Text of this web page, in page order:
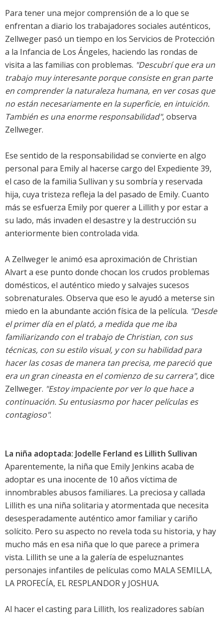
Para tener una mejor comprensión de a lo que se
enfrentan a diario los trabajadores sociales auténticos,
Zellweger pasó un tiempo en los Servicios de Protección
a la Infancia de Los Ángeles, haciendo las rondas de
visita a las familias con problemas. "Descubrí que era un
trabajo muy interesante porque consiste en gran parte
en comprender la naturaleza humana, en ver cosas que
no están necesariamente en la superficie, en intuición.
También es una enorme responsabilidad", observa
Zellweger.
Ese sentido de la responsabilidad se convierte en algo
personal para Emily al hacerse cargo del Expediente 39,
el caso de la familia Sullivan y su sombría y reservada
hija, cuya tristeza refleja la del pasado de Emily. Cuanto
más se esfuerza Emily por querer a Lillith y por estar a
su lado, más invaden el desastre y la destrucción su
anteriormente bien controlada vida.
A Zellweger le animó esa aproximación de Christian
Alvart a ese punto donde chocan los crudos problemas
domésticos, el auténtico miedo y salvajes sucesos
sobrenaturales. Observa que eso le ayudó a meterse sin
miedo en la abundante acción física de la película. "Desde
el primer día en el plató, a medida que me iba
familiarizando con el trabajo de Christian, con sus
técnicas, con su estilo visual, y con su habilidad para
hacer las cosas de manera tan precisa, me pareció que
era un gran cineasta en el comienzo de su carrera", dice
Zellweger. "Estoy impaciente por ver lo que hace a
continuación. Su entusiasmo por hacer películas es
contagioso".
La niña adoptada: Jodelle Ferland es Lillith Sullivan
Aparentemente, la niña que Emily Jenkins acaba de
adoptar es una inocente de 10 años víctima de
innombrables abusos familiares. La preciosa y callada
Lillith es una niña solitaria y atormentada que necesita
desesperadamente auténtico amor familiar y cariño
solícito. Pero su aspecto no revela toda su historia, y hay
mucho más en esa niña que lo que parece a primera
vista. Lillith se une a la galería de espeluznantes
personajes infantiles de películas como MALA SEMILLA,
LA PROFECÍA, EL RESPLANDOR y JOSHUA.
Al hacer el casting para Lillith, los realizadores sabían